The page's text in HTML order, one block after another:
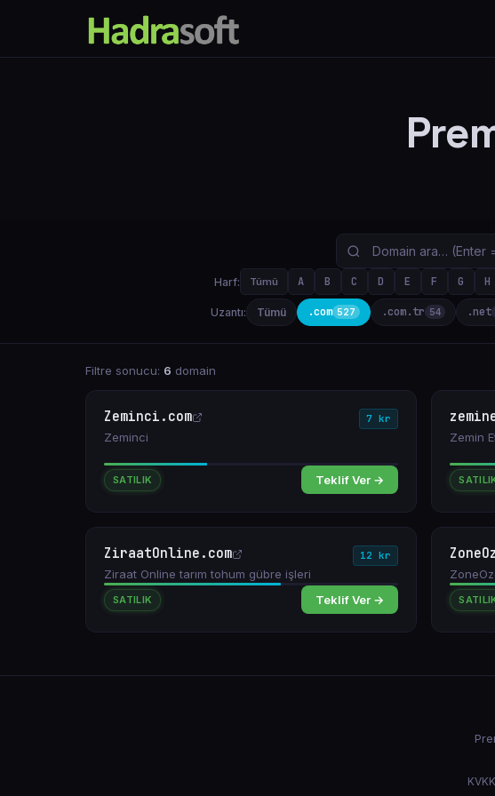
Harf: Tümü A B C D E F G H
Uzantı: Tümü .com 527 .com.tr 54 .net
Filtre sonucu: 6 domain
Zeminci.com 7 kr
Zeminci
SATILIK Teklif Ver →
Zemin
ZiraatOnline.com 12 kr
Ziraat Online tarım tohum gübre işleri
SATILIK Teklif Ver →